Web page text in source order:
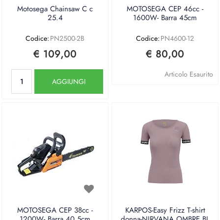
Motosega Chainsaw C c
25.4
Codice: PN2500-2B
€ 109,00
AGGIUNGI
MOTOSEGA CEP 46cc -
1600W- Barra 45cm
Codice: PN4600-12
€ 80,00
Articolo Esaurito
MOTOSEGA CEP 38cc -
KARPOS-Easy Frizz T-shirt